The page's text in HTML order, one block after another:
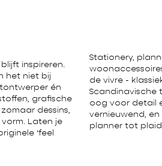
inspireren.
het niet bij
én
grafische
dessins,
Laten je
‘feel
Stationery,
de vivre -
Scandinavische
oog voor detail
vernieuwend,
planner tot